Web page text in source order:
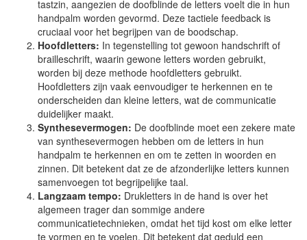
tastzin, aangezien de doofblinde de letters voelt die in hun
handpalm worden gevormd. Deze tactiele feedback is
cruciaal voor het begrijpen van de boodschap.
Hoofdletters: In tegenstelling tot gewoon handschrift of
brailleschrift, waarin gewone letters worden gebruikt,
worden bij deze methode hoofdletters gebruikt.
Hoofdletters zijn vaak eenvoudiger te herkennen en te
onderscheiden dan kleine letters, wat de communicatie
duidelijker maakt.
Synthesevermogen: De doofblinde moet een zekere mate
van synthesevermogen hebben om de letters in hun
handpalm te herkennen en om te zetten in woorden en
zinnen. Dit betekent dat ze de afzonderlijke letters kunnen
samenvoegen tot begrijpelijke taal.
Langzaam tempo: Drukletters in de hand is over het
algemeen trager dan sommige andere
communicatietechnieken, omdat het tijd kost om elke letter
te vormen en te voelen. Dit betekent dat geduld een